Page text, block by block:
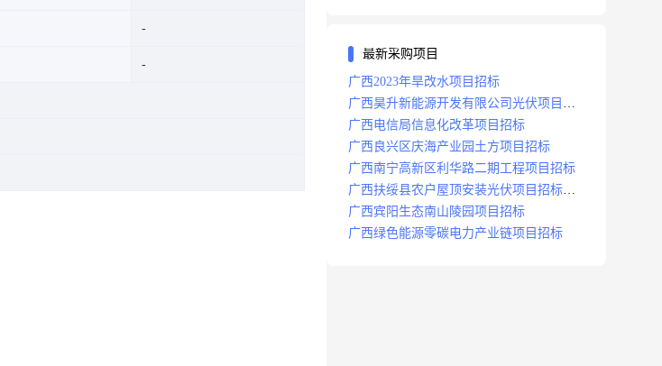
最新采购项目
广西2023年旱改水项目招标
广西昊升新能源开发有限公司光伏项目招
标
广西电信局信息化改革项目招标
广西良兴区庆海产业园土方项目招标
广西南宁高新区利华路二期工程项目招标
广西扶绥县农户屋顶安装光伏项目招标公
告
广西宾阳生态南山陵园项目招标
广西绿色能源零碳电力产业链项目招标